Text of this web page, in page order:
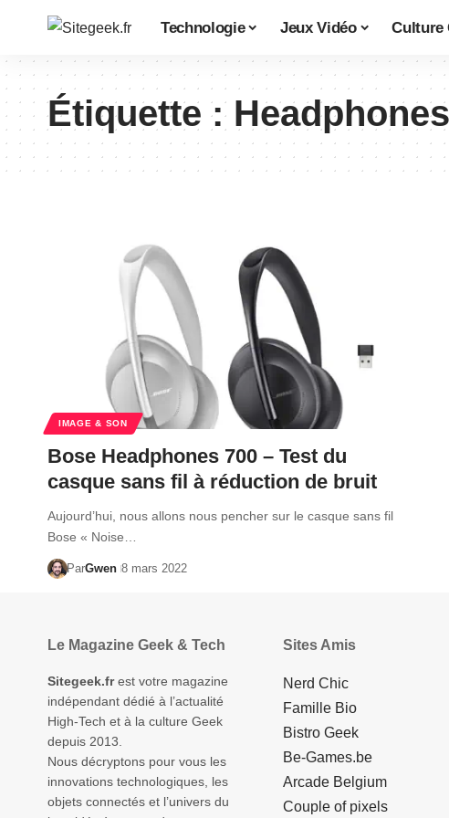
Technologie Jeux Vidéo Culture
Étiquette : Headphones
IMAGE & SON
Bose Headphones 700 – Test du
casque sans fil à réduction de bruit
Aujourd’hui, nous allons nous pencher sur le casque sans fil
Bose « Noise…
ParGwen 8 mars 2022
Le Magazine Geek & Tech
Sitegeek.frest votre magazine
indépendant dédié à l’actualité
High-Tech et à la culture Geek
depuis 2013.
Nous décryptons pour vous les
innovations technologiques, les
objets connectés et l’univers du
Sites Amis
Nerd Chic
Famille Bio
Bistro Geek
Be-Games.be
Arcade Belgium
Couple of pixels